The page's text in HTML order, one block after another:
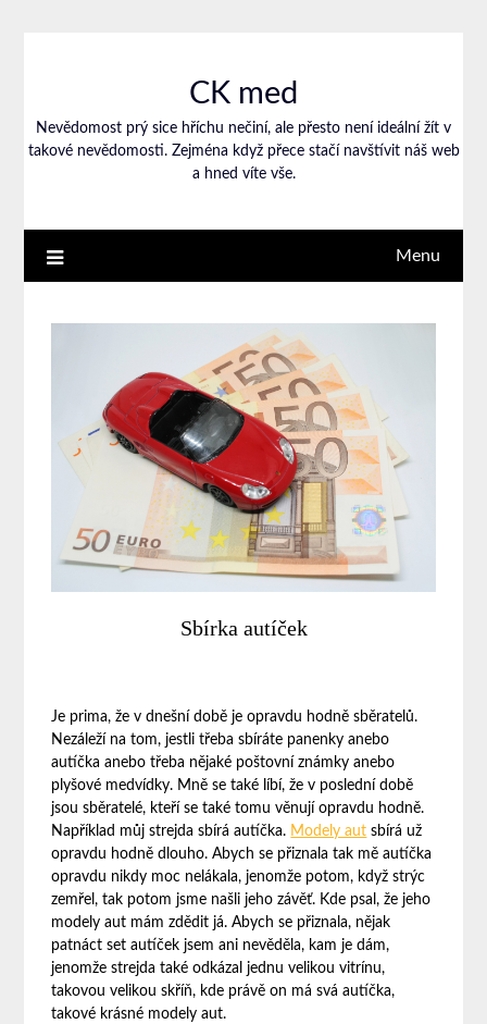
CK med
Nevědomost prý sice hříchu nečiní, ale přesto není ideální žít v
takové nevědomosti. Zejména když přece stačí navštívit náš web
a hned víte vše.
Menu
Sbírka autíček
Je prima, že v dnešní době je opravdu hodně sběratelů.
Nezáleží na tom, jestli třeba sbíráte panenky anebo
autíčka anebo třeba nějaké poštovní známky anebo
plyšové medvídky. Mně se také líbí, že v poslední době
jsou sběratelé, kteří se také tomu věnují opravdu hodně.
Například můj strejda sbírá autíčka. Modely aut sbírá už
opravdu hodně dlouho. Abych se přiznala tak mě autíčka
opravdu nikdy moc nelákala, jenomže potom, když strýc
zemřel, tak potom jsme našli jeho závěť. Kde psal, že jeho
modely aut mám zdědit já. Abych se přiznala, nějak
patnáct set autíček jsem ani nevěděla, kam je dám,
jenomže strejda také odkázal jednu velikou vitrínu,
takovou velikou skříň, kde právě on má svá autíčka,
takové krásné modely aut.